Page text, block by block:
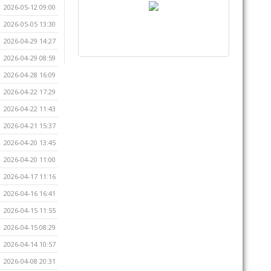
2026-05-12 09:00
2026-05-05 13:30
2026-04-29 14:27
2026-04-29 08:59
2026-04-28 16:09
2026-04-22 17:29
2026-04-22 11:43
2026-04-21 15:37
2026-04-20 13:45
2026-04-20 11:00
2026-04-17 11:16
2026-04-16 16:41
2026-04-15 11:55
2026-04-15 08:29
2026-04-14 10:57
2026-04-08 20:31